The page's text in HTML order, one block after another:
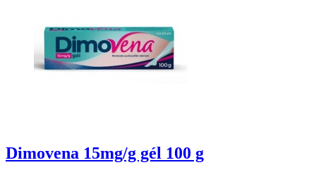
Dimovena 15mg/g gél 100 g